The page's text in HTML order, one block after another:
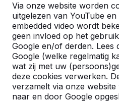
Via onze website worden
uitgelezen van YouTube
embedded video wordt
geen invloed op het
Google en/of derden.
Google (welke regelmatig
wat zij met uw
deze cookies verwerken.
verzamelt via onze
naar en door Google
Een speltafel voor oneindig
buitenspeelplezier:
weerbestendig, oerdegelijk
daarom dus een duurzame
keuze.